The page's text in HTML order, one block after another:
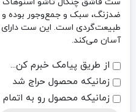
ضدزنگ، سبک و جمع‌وجور بوده
طبیعت‌گردی است. این ست
آسان می‌کند.
از طریق پیامک خبرم کن...
زمانیکه محصول حراج شد
زمانیکه محصول رو به